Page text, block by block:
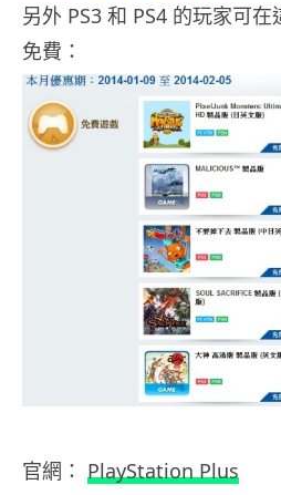
另外 PS3 和 PS4 的玩家可
免費：
官網： PlayStation Plus